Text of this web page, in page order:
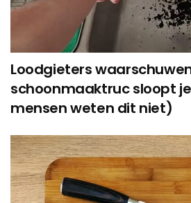
Loodgieters
schoonmaaktruc sloopt
mensen weten dit niet)